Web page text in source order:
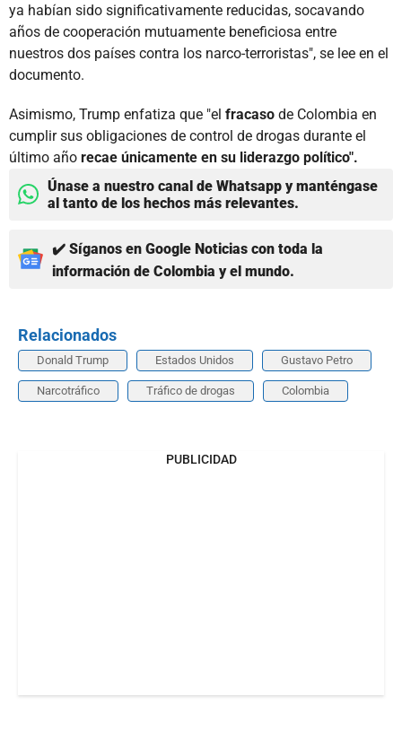
ya habían sido significativamente reducidas, socavando
años de cooperación mutuamente beneficiosa entre
nuestros dos países contra los narco-terroristas", se lee en el
documento.
Asimismo, Trump enfatiza que "el fracaso de Colombia en
cumplir sus obligaciones de control de drogas durante el
último año recae únicamente en su liderazgo político".
Únase a nuestro canal de Whatsapp y manténgase
al tanto de los hechos más relevantes.
✔️ Síganos en Google Noticias con toda la
información de Colombia y el mundo.
Relacionados
Donald Trump Estados Unidos Gustavo Petro
Narcotráfico Tráfico de drogas Colombia
PUBLICIDAD